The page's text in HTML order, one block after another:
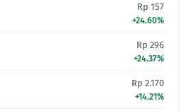
Rp 157
+24.60%
Rp 296
+24.37%
Rp 2.170
+14.21%